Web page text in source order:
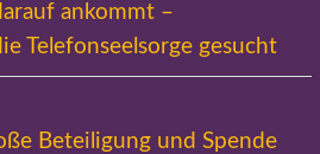
ankommt –
Telefonseelsorge gesucht
Beteiligung und Spende